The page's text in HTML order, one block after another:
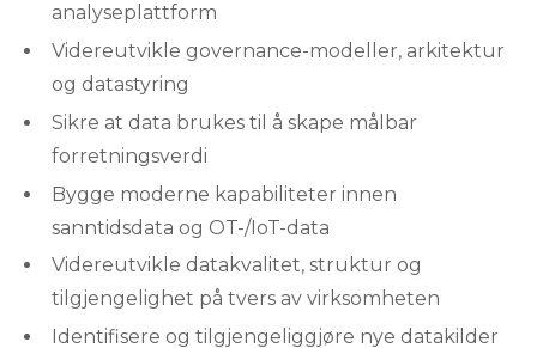
analyseplattform
Videreutvikle governance-modeller, arkitektur
og datastyring
Sikre at data brukes til å skape målbar
forretningsverdi
Bygge moderne kapabiliteter innen
sanntidsdata og OT-/IoT-data
Videreutvikle datakvalitet, struktur og
tilgjengelighet på tvers av virksomheten
Identifisere og tilgjengeliggjøre nye datakilder